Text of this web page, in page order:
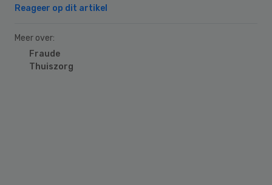
Reageer op dit artikel
Meer over:
Fraude
Thuiszorg